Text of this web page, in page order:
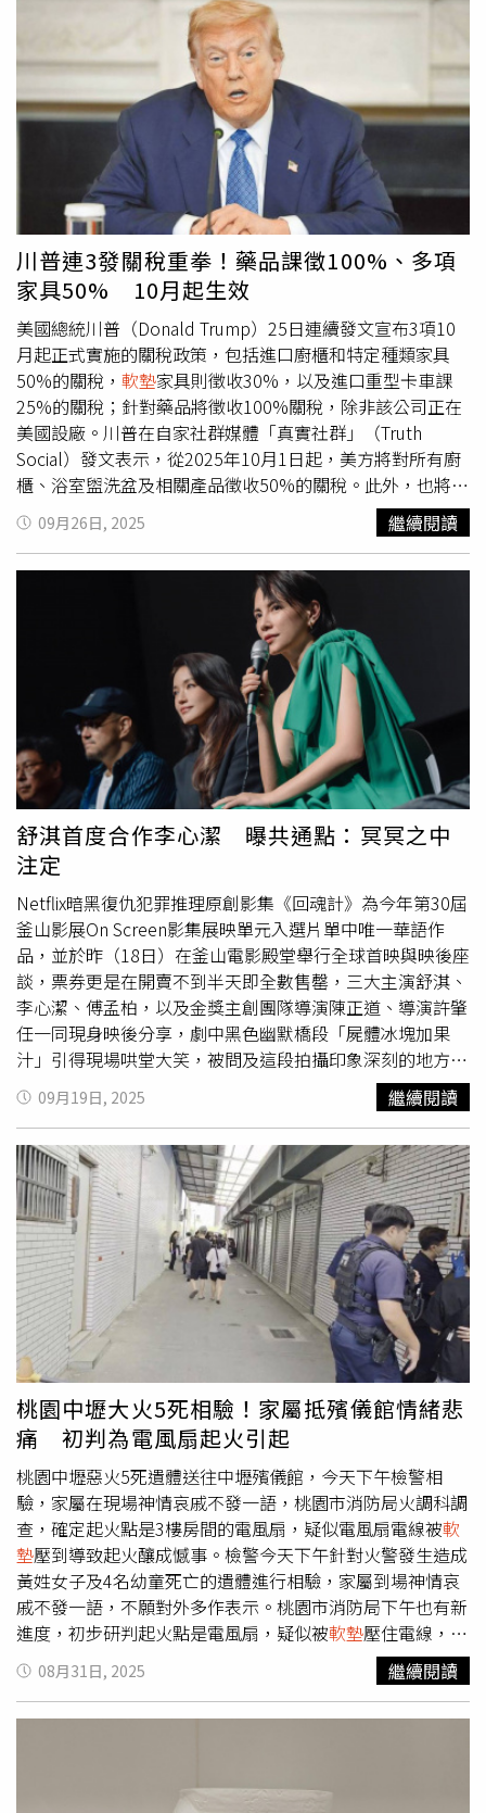
運、奧運與亞洲青運，並在2016年參加里約奧運男子 60 公
斤級柔道比賽，晉級32強，優異成績成為無數後進年輕選手
追逐的目標。蔡明諺征戰國際賽事多次為國爭光，黃呈堯欣
慰地表示他是明德的驕傲。（圖／民眾提供）明德柔道隊的
其他選手表現同樣優秀，至今在全中運為新北拿下「61金、
50銀、68銅」，明德也成為公認的「國手搖籃」，但在獎
牌的輝煌成績下，則是選手們在霉味地下室奮鬥的日日夜
夜。記者實際走訪柔道館，發現訓練場地因位在體育館地下
室明顯感受到空氣潮濕悶熱。儘管教練已盡力開啟空調配合
排風管，但空氣流通仍無法與外界場館相比。訓練時間一
到，陸陸續續看見已整裝完畢的隊員，年齡層橫跨國小低年
級到畢業多年的校友，在艱困環境下仍堅持訓練。黃呈堯回
憶，柔道隊最早的道館空間更小，甚至曾面臨「糞便管線溢
漏」的衛生危機，迫使他們在走廊上短暫訓練。之後在校方
協助下，他們搬遷到新蓋體育館的地下室，將原訂的桌球室
改為柔道隊訓練空間。儘管30年前曾被譽為「全台最美柔道
館」，但在歲月流逝下逐漸變樣，且因不夠挑高和位於地
底，加上缺乏完整的空調與除濕系統，長年下來已成為隊伍
最大的訓練挑戰。「濕度一直以來都是我們地下室存在的問
題。」黃呈堯無奈表示。道館的濕度之高，讓他們必須採購
5、6台除濕機來對抗。高二的隊員吳諮昀坦言，最讓人困擾
的是「軟墊發霉很臭」，因為沒有足夠的空間讓墊子風乾，
裡頭，久了氣味難聞，大大影響訓練環境。柔
道館位於地下室，長年有潮濕、通風不良等問題，也因空間
不夠導致隊員訓練時，要時刻注意周遭環境。（圖／沈建邦
攝）更令人擔憂的是淹水問題，場館總共歷經3次淹水，其
中2次是颱風造成，水位甚至高達大腿處，造成地板全毀必
須打掉重鋪。惡劣的環境也讓選手的訓練效率與健康受到影
響。真正限制明德柔道隊訓練品質的根本原因是「空間」。
黃呈堯指出，巔峰時期柔道隊同時有70幾個成員在此訓練，
甚至東南亞多國及日韓代表隊也曾選址在此，礙於場館空間
不大，40多個學生已塞滿整個道場，隊員吳諮昀認為，人太
多讓練習效率變小，大家沒辦法盡情地摔，實力也很難再往
上突破，難以想像巔峰時期70人該如何訓練。面對硬體設施
的不足，黃呈堯卻始終沒有放棄，「主要是你要自己去克服
環境，當環境不能改善的時候，你就要讓自己適應。」他用
成果證明這份鐵血教育的價值，也讓明德柔道隊在台灣體育
界留下赫赫戰績。吳諮昀就是其中一位佼佼者，他不僅是
2023、2024年全中運冠軍，更在國手選拔中拿下第二名。
他認為柔道讓他從一個懵懂的少年變成成熟的自己，不再像
國中那樣「一直惹事情」。而面對如此訓練環境卻他卻並沒
有喊苦，深知硬體設備、訓練器材甚至出賽都需要經費，只
能珍惜現有的資源打出最好的成績。而讓選手和家長難以接
受的是，明德柔道隊好不容易爭取到60萬元硬體補助，卻被
新北教育局要求自籌20%、12萬元，這筆錢也成為壓倒柔
道隊的最後稻草，隊員們則盼能有更好的環境，好讓選手實
力完整發揮，繼續在賽場上發光發熱。對此，新北市府教育
局表示由體育局學校體育科回應，市府體育局學校體育科指
出：依據新北市政府補助機關學校團體及個人作業要點第6
點規定：各級學校應自基金賸餘款提撥總經費百分之二十之
經費，至作業規範由教育局另定之。
川普連3發關稅重拳！藥品課徵100%、多項
家具50% 10月起生效
美國總統川普（Donald Trump）25日連續發文宣布3項10
月起正式實施的關稅政策，包括進口廚櫃和特定種類家具
50%的關稅， 軟墊家具則徵收30%，以及進口重型卡車課
25%的關稅；針對藥品將徵收100%關稅，除非該公司正在
美國設廠。川普在自家社群媒體「真實社群」（Truth
Social）發文表示，從2025年10月1日起，美方將對所有廚
櫃、浴室盥洗盆及相關產品徵收50%的關稅。此外，也將對
軟墊家具徵收30%的關稅。川普直言，推動家具徵收關稅措
施的原因是其他國家大量向美國「湧入」此類產品。「這是
一種非常不公平的做法，但為了國家安全和保護我們的製造
業，我們必須採取行動。」川普同時指出，2025年10月1日
開始，將對任何品牌或專利藥品實施100%關稅，除非那一
間公司正在美國動工、建立他們的製藥工廠。不僅如此，川
普還宣布自2025年10月1日起，美國將對所有在世界各個地
區製造的重型（大型）卡車徵收25%的關稅，為了保護美國
的重型卡車製造商免受不公平的外部競爭。川普依序點名
Peterbilt、Kenworth、Freightliner、Mack Trucks等美國
卡車製造商，都將受惠於這項政策，免受外部干擾衝擊，
「基於各種原因，我們必須讓我們的卡車在財務方面健康又
強大，但最重要的就是為了國家安全！」然而，目前尚不清
楚這25%的關稅將適用於所有重型卡車，還是只適用於那些
不符合《美墨加自由貿易協定》規定的卡車。根據《CNN》
報導，在過去一年中，川普實施的各項關稅已使家具價格大
幅上漲。根據美國勞工統計局（BLS）的數據，8月份家具
的整體價格比2024年同期高出4.7%。其中，客廳和飯廳家
具的價格在過去12個月內漲幅更大，高達9.5%。家具價格
飆升的主因是川普提高了對主要家具進口國像是中國和越南
的關稅。根據美國商務部的數據，2024年這兩個國家共出
口了價值120億美元的家具和固定裝置到美國。
09月26日, 2025 繼續閱讀
舒淇首度合作李心潔 曝共通點：冥冥之中
注定
Netflix暗黑復仇犯罪推理原創影集《回魂計》為今年第30屆
釜山影展On Screen影集展映單元入選片單中唯一華語作
品，並於昨（18日）在釜山電影殿堂舉行全球首映與映後座
談，票券更是在開賣不到半天即全數售罄，三大主演舒淇、
李心潔、傅孟柏，以及金獎主創團隊導演陳正道、導演許肇
任一同現身映後分享，劇中黑色幽默橋段「屍體冰塊加果
汁」引得現場哄堂大笑，被問及這段拍攝印象深刻的地方，
傅孟柏回應：「因為裝我的冰桶比較小，拍攝時是整個人蜷
縮在裡面，底下有鋪
，旁邊的冰塊有些是假的，拍到我
時我還會憋氣。」傅孟柏對於跟「傳奇演員」合作相當興
奮。（圖／Netfl提供）過去曾經飾演許多驚悚、恐怖題材
電影的舒淇與李心潔，被問到這次的參與此次作品有什麼不
同的感受與合作心得，李心潔表示：「原本從來沒有跟舒淇
碰面過，第一次見面就是《回魂計》，過去也看過很多舒淇
的作品，所以有這個機會合作覺得很驚喜！我們對戲時在沒
有溝通的情況下很自然的培養出默契還有一些碰撞是我覺得
非常過癮的！」舒淇則笑稱：「我們有一個可愛的共同點就
是拍了同一系列鬼片，冥冥之中就注定把我們兩個拉在一
起，在拍攝《回魂計》時不知道是不是導演們的陰謀，把一
場在屋頂上情緒很重的戲放在前面拍攝，不過拍完這場戲後
我們之間的距離就變得很近。」談到首映心情與幕後拍攝秘
辛，舒淇表示：「母女間的情感撕扯以及女人與女人之間互
相信任幫忙卻有許多糾結的情緒是《回魂計》中的一大看
點。」兩位影后首度合作共同飾演婦仇者聯盟攜手展開「回
魂」的復仇計畫，高潮迭起的劇情驚艷全場觀眾，李心潔則
分享：「雖然有很多悲慘的事情發生在趙靜身上，但她沒有
被打敗，希望女性可以在看完這部影集後獲得力量。」而飾
演劇中反派角色的傅孟柏則幽默分享：「因為有很多需要演
屍體的戲份，所以眼睛都不能張開，但一直很想看她們。」
引得現場觀眾笑聲連連。舒淇分享拍攝時的心情。（圖／
Netflix提供）即將被回魂的死刑犯傅孟柏吸引了許多現場觀
眾注意，好奇詮釋張士凱的感受，傅孟柏回應：「首先很開
得很過癮、很開心，有很多不同的體悟，雖然大家現在只看
09月19日, 2025 繼續閱讀
桃園中壢大火5死相驗！家屬抵殯儀館情緒悲
痛 初判為電風扇起火引起
桃園中壢惡火5死遺體送往中壢殯儀館，今天下午檢警相
驗，家屬在現場神情哀戚不發一語，桃園市消防局火調科調
查，確定起火點是3樓房間的電風扇，疑似電風扇電線被軟
墊壓到導致起火釀成憾事。檢警今天下午針對火警發生造成
黃姓女子及4名幼童死亡的遺體進行相驗，家屬到場神情哀
戚不發一語，不願對外多作表示。桃園市消防局下午也有新
進度，初步研判起火點是電風扇，疑似被軟墊壓住電線，至
於是房間內的床墊還是地墊或是其他物品壓住電線進而引發
火勢，因為現場已經燒到一片焦黑，還需進一步釐清。因為
現場3樓房間為木板隔間，火勢阻斷唯一逃生處樓梯，前後
建築裝設鐵窗不必提出申請，「但並不代表可以讓自己陷入
08月31日, 2025 繼續閱讀